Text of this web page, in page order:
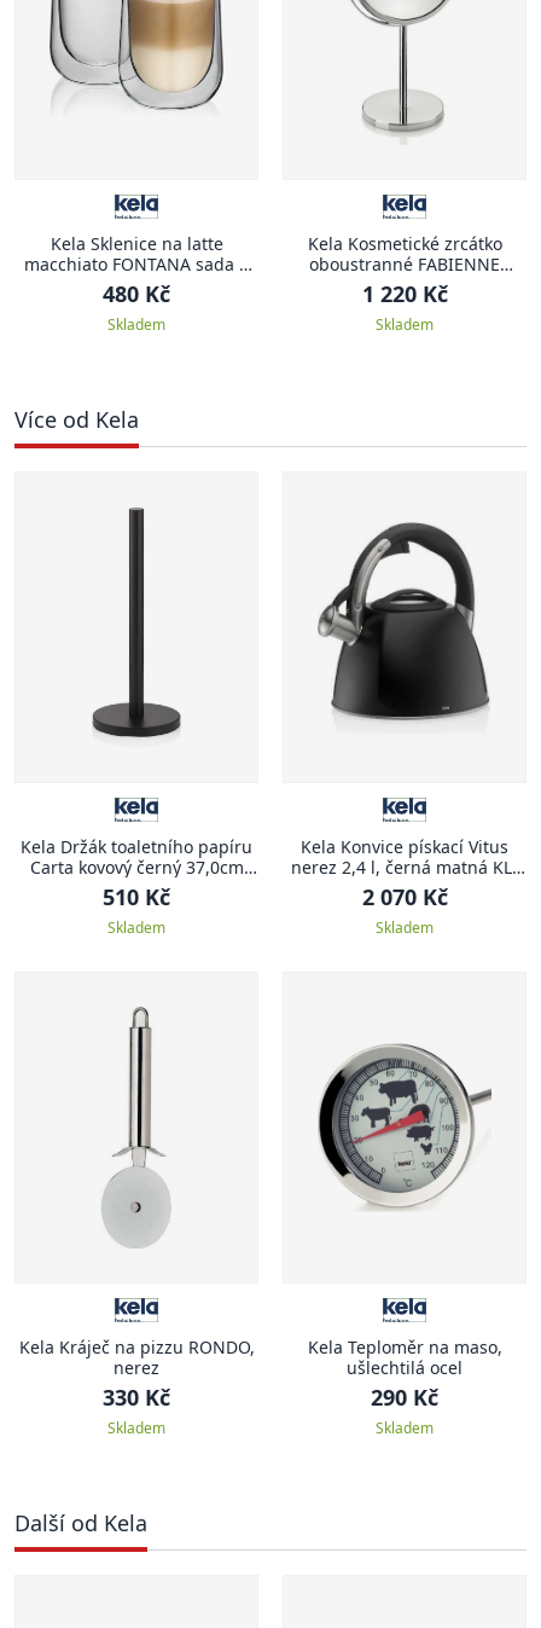
Kela Sklenice na latte
macchiato FONTANA sada 2
ks 250 ml
480 Kč
Skladem
Kela Kosmetické zrcátko
oboustranné FABIENNE
chrom 23,5 x 13,5 x 37,5 cm
1 220 Kč
Skladem
Více od Kela
Kela Držák toaletního papíru
Carta kovový černý 37,0cm
15,0cm KL-22825
510 Kč
Skladem
Kela Konvice pískací Vitus
nerez 2,4 l, černá matná KL-
12079
2 070 Kč
Skladem
Kela Kráječ na pizzu RONDO,
nerez
330 Kč
Skladem
Kela Teploměr na maso,
ušlechtilá ocel
290 Kč
Skladem
Další od Kela